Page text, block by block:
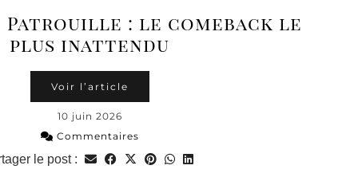
Patrouille : le comeback le
plus inattendu
Voir l’article
10 juin 2026
Commentaires
le post :